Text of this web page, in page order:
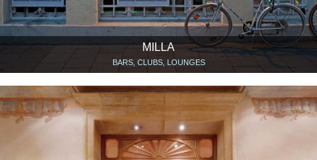
MILLA
BARS, CLUBS, LOUNGES